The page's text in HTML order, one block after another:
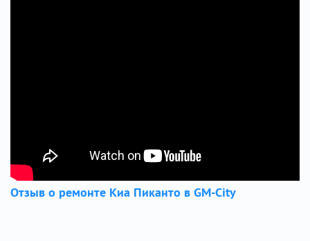
Отзыв о ремонте Киа Пиканто в GM-City